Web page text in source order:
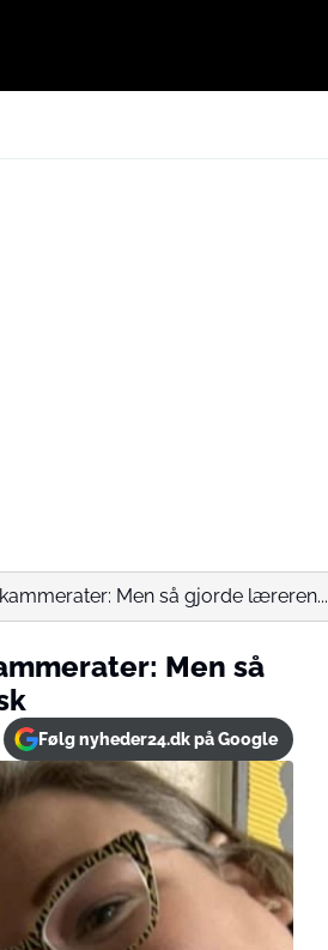
Men så gjorde læreren...
Men så
Følg nyheder24.dk på Google